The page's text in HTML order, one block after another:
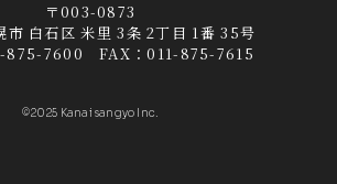
〒003-0873
市 白石区 米里 3条 2丁目 1番 35号
875-7600 FAX：011-875-7615
©2025 Kanai sangyo Inc.